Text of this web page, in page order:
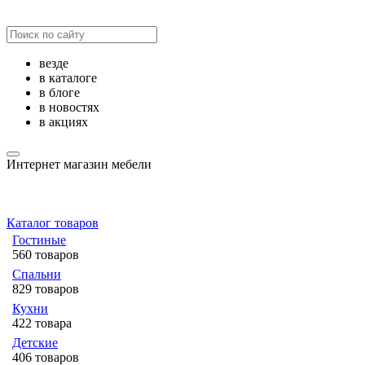
везде
в каталоге
в блоге
в новостях
в акциях
Интернет магазин мебели
Каталог товаров
Гостиные
560 товаров
Спальни
829 товаров
Кухни
422 товара
Детские
406 товаров